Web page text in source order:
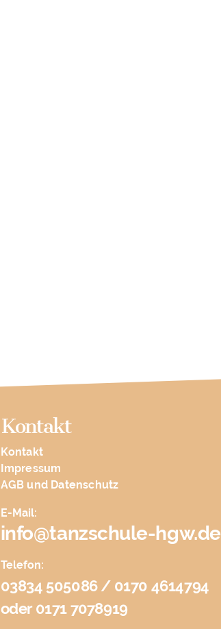
Kontakt
Kontakt
Impressum
AGB und Datenschutz
E-Mail:
info@tanzschule-hgw.de
Telefon:
03834 505086 / 0170 4614794
oder 0171 7078919